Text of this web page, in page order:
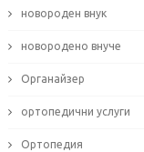
новороден внук
новородено внуче
Органайзер
ортопедични услуги
Ортопедия